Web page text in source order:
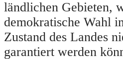
ländlichen Gebieten,
demokratische Wahl
Zustand des Landes
garantiert werden